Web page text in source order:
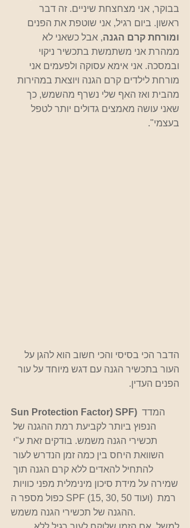
בבוקר, אני מצחצחת שיניים. זה דבר
ראשון. ביום רגיל, אני שוטפת את הפנים
ומורחת קרם הגנה, אבל כשאני לא
ממהרת אני משתמשת בתכשיר ניקוי
ובמסכה. אני אימא עסוקה ולפעמים אני
מורחת לילדים קרם הגנה ויוצאת במהירות
מהבית ואז האף שלי נשרף מהשמש, כך
שאני עושה מאמצים גדולים יותר לטפל
בעצמי".
הדבר הכי בסיסי והכי חשוב הוא להגן על
העור בתכשיר הגנה עם דגש מיוחד על עור
הפנים העדין.
Sun Protection Factor) SPF) המדד
הנפוץ ביותר לקביעת רמת ההגנה של
תכשירי הגנה משמש. בודקים זאת ע"י
השוואת היחס בין כמה זמן הנדרש לעור
להתחיל להאדים ללא קרם הגנה תוך
שמירה על מידת סיכון מינימלית מפני כוויות
כפול מספר ה SPF (15, 30, 50 ועוד) רמת
ההגנה של תכשירי הגנה משמש.